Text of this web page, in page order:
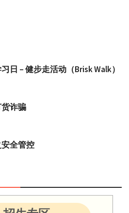
日 – 健步走活动（Brisk Walk）
诈骗
全管控